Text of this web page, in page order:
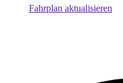
Fahrplan aktualisieren